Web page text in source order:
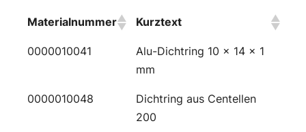
Materialnummer Kurztext
0000010041
Alu-Dichtring 10 x 14 x 1
mm
0000010048
Dichtring aus Centellen
200